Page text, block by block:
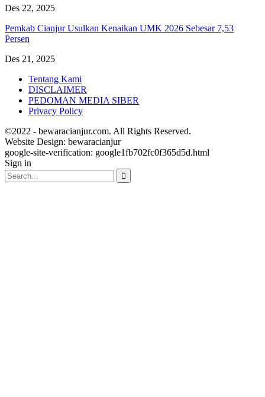
Des 22, 2025
Pemkab Cianjur Usulkan Kenaikan UMK 2026 Sebesar 7,53
Persen
Des 21, 2025
Tentang Kami
DISCLAIMER
PEDOMAN MEDIA SIBER
Privacy Policy
©2022 - bewaracianjur.com. All Rights Reserved.
Website Design: bewaracianjur
google-site-verification: google1fb702fc0f365d5d.html
Sign in